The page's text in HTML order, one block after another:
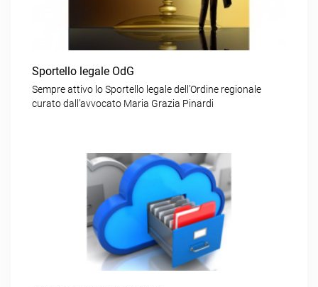
Sportello legale OdG
Sempre attivo lo Sportello legale dell’Ordine regionale
curato dall’avvocato Maria Grazia Pinardi